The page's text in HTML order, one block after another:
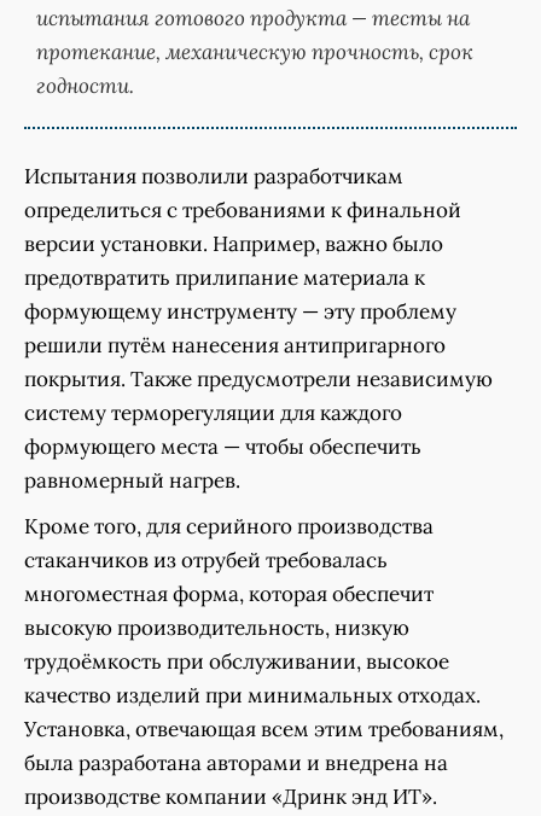
испытания готового продукта — тесты на
протекание, механическую прочность, срок
годности.
Испытания позволили разработчикам
определиться с требованиями к финальной
версии установки. Например, важно было
предотвратить прилипание материала к
формующему инструменту — эту проблему
решили путём нанесения антипригарного
покрытия. Также предусмотрели независимую
систему терморегуляции для каждого
формующего места — чтобы обеспечить
равномерный нагрев.
Кроме того, для серийного производства
стаканчиков из отрубей требовалась
многоместная форма, которая обеспечит
высокую производительность, низкую
трудоёмкость при обслуживании, высокое
качество изделий при минимальных отходах.
Установка, отвечающая всем этим требованиям,
была разработана авторами и внедрена на
производстве компании «Дринк энд ИТ».